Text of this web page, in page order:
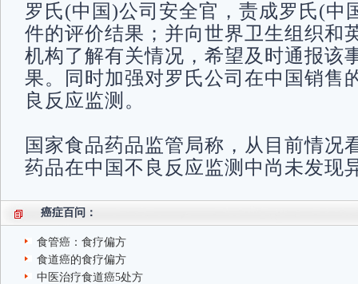
罗氏(中国)公司安全官，责成罗氏(中
件的评价结果；并向世界卫生组织和
机构了解有关情况，希望及时通报该
果。同时加强对罗氏公司在中国销售
良反应监测。
国家食品药品监管局称，从目前情况
药品在中国不良反应监测中尚未发现
癌症百问：
食管癌：食疗偏方
食道癌的食疗偏方
中医治疗食道癌5处方